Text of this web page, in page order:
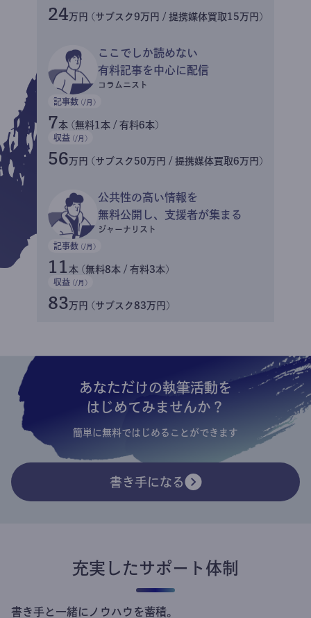
24万円 (サブスク9万円 / 提携媒体買取15万円)
ここでしか読めない
有料記事を中心に配信
コラムニスト
記事数 (/月)
7本 (無料1本 / 有料6本)
収益 (/月)
56万円 (サブスク50万円 / 提携媒体買取6万円)
公共性の高い情報を
無料公開し、支援者が集まる
ジャーナリスト
記事数 (/月)
11 本 (無料8本 / 有料3本)
収益 (/月)
83万円 (サブスク83万円)
あなただけの執筆活動を
はじめてみませんか？
簡単に無料ではじめることができます
書き手になる
充実したサポート体制
書き手と一緒にノウハウを蓄積。